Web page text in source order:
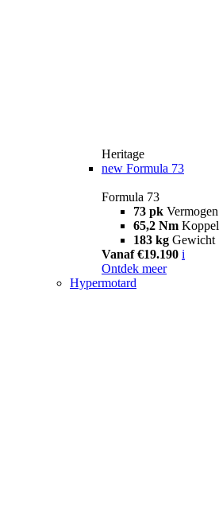
Heritage
new Formula 73
Formula 73
73 pk Vermogen
65,2 Nm Koppel
183 kg Gewicht
Vanaf €19.190 i
Ontdek meer
Hypermotard